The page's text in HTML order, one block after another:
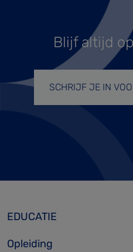
Blijf altijd
SCHRIJF JE IN
EDUCATIE
Opleiding